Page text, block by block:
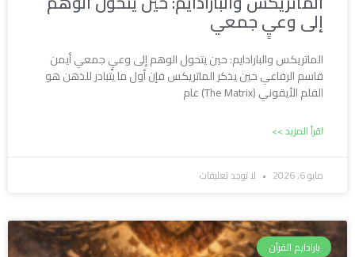
إلى وعيٍ جمعي
الماتريكس والبارادايم: حين يتحول الوهم إلى وعيٍ جمعي أيمن
قاسم الرفاعي حين يذكر الماتريكس فإن أول ما يتبادر للذهن هو
الفلم الأيقوني (The Matrix) عام
اقرأ المزيد >>
مايو 6, 2026 لا توجد تعليقات
بارادايم القرآن